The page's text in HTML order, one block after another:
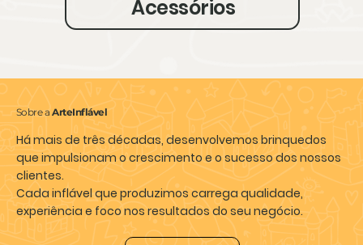
Acessórios
Sobre aArteInflável
Há mais de três décadas, desenvolvemos brinquedos
que impulsionam o crescimento e o sucesso dos nossos
clientes.
Cada inflável que produzimos carrega qualidade,
experiência e foco nosresultados do seu negócio.